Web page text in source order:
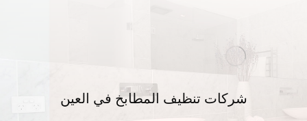
شركات تنظيف المطابخ في العين